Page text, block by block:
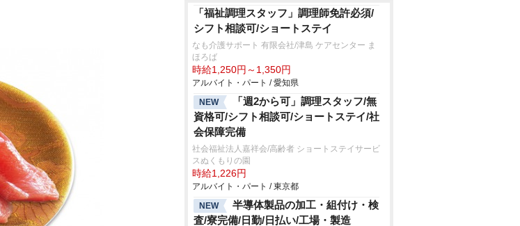
「福祉調理スタッフ」調理師免許必須/
シフト相談可/ショートステイ
なも介護サポート 有限会社/津島 ケアセンター ま
ほろば
時給1,250円～1,350円
アルバイト・パート / 愛知県
NEW
「週2から可」調理スタッフ/無
資格可/シフト相談可/ショートステイ/社
会保障完備
社会福祉法人嘉祥会/高齢者 ショートステイサービ
スぬくもりの園
時給1,226円
アルバイト・パート / 東京都
NEW
半導体製品の加工・組付け・検
査/寮完備/日勤/日払い/工場・製造